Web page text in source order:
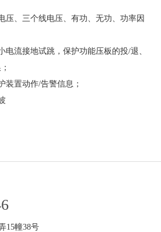
、三个线电压、有功、无功、功率因
流接地试跳，保护功能压板的投/退、
置动作/告警信息；
15幢38号